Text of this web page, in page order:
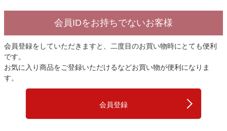
会員IDをお持ちでないお客様
会員登録をしていただきますと、二度目のお買い物時にとても便利
です。
お気に入り商品をご登録いただけるなどお買い物が便利になりま
す。
会員登録